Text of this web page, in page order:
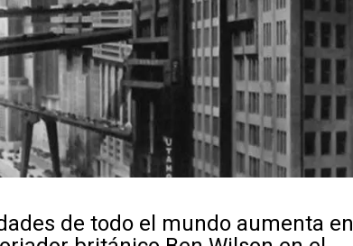
de todo el mundo aumenta en